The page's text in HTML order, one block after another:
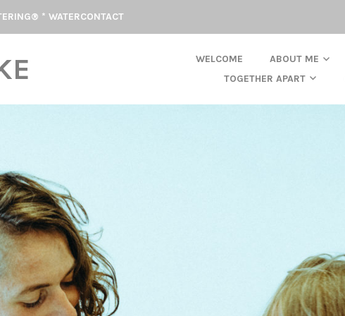
* WATERCONTACT
WELCOME ABOUT ME
TOGETHER APART